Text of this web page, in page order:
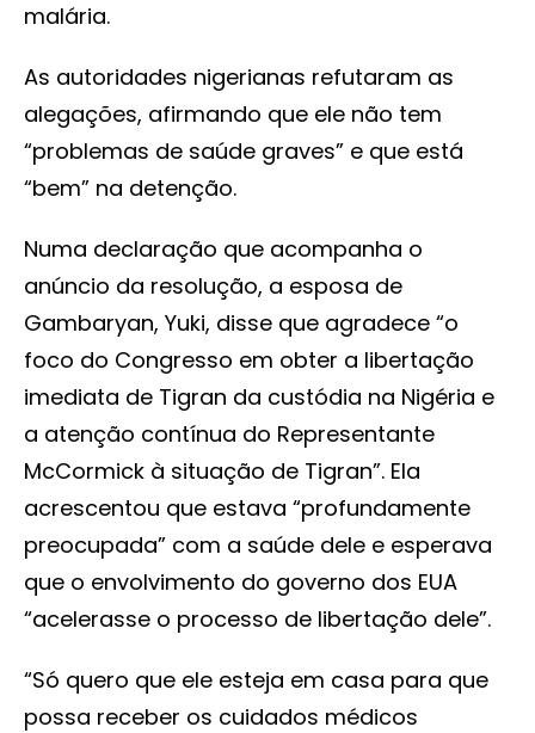
malária.
As autoridades nigerianas refutaram as
alegações, afirmando que ele não tem
“problemas de saúde graves” e que está
“bem” na detenção.
Numa declaração que acompanha o
anúncio da resolução, a esposa de
Gambaryan, Yuki, disse que agradece “o
foco do Congresso em obter a libertação
imediata de Tigran da custódia na Nigéria e
a atenção contínua do Representante
McCormick à situação de Tigran”. Ela
acrescentou que estava “profundamente
preocupada” com a saúde dele e esperava
que o envolvimento do governo dos EUA
“acelerasse o processo de libertação dele”.
“Só quero que ele esteja em casa para que
possa receber os cuidados médicos